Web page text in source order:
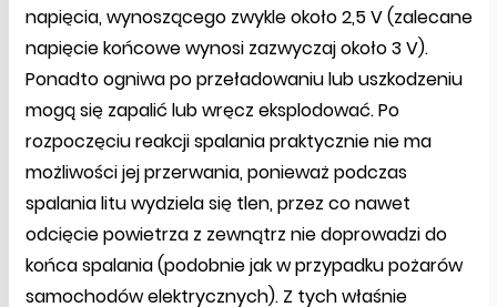
napięcia, wynoszącego zwykle około 2,5 V (zalecane
napięcie końcowe wynosi zazwyczaj około 3 V).
Ponadto ogniwa po przeładowaniu lub uszkodzeniu
mogą się zapalić lub wręcz eksplodować. Po
rozpoczęciu reakcji spalania praktycznie nie ma
możliwości jej przerwania, ponieważ podczas
spalania litu wydziela się tlen, przez co nawet
odcięcie powietrza z zewnątrz nie doprowadzi do
końca spalania (podobnie jak w przypadku pożarów
samochodów elektrycznych). Z tych właśnie